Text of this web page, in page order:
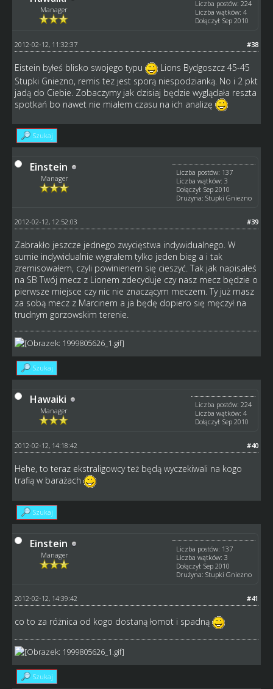
Manager
Liczba postów: 224
Liczba wątków: 4
Dołączył: Sep 2010
#38
2012-02-12, 11:32:37
Eistein byłeś blisko swojego typu
Lions Bydgoszcz 45-45
Stupki Gniezno, remis tez jest sporą niespodzianką. No i 2 pkt
jadą do Ciebie. Zobaczymy jak dzisiaj będzie wyglądała reszta
spotkań bo nawet nie miałem czasu na ich analizę
Szukaj
Einstein
Manager
Liczba postów: 137
Liczba wątków: 3
Dołączył: Sep 2010
Drużyna: Stupki Gniezno
#39
2012-02-12, 12:52:03
Zabrakło jeszcze jednego zwycięstwa indywidualnego. W
sumie indywidualnie wygrałem tylko jeden bieg a i tak
zremisowałem, czyli powinienem się cieszyć. Tak jak napisałeś
na SB Twój mecz z Lionem zdecyduje czy nasz mecz będzie o
pierwsze miejsce czy nic nie znaczącym meczem. Ty już masz
za sobą mecz z Marcinem a ja będę dopiero się męczył na
trudnym gorzowskim terenie.
Szukaj
Hawaiki
Manager
Liczba postów: 224
Liczba wątków: 4
Dołączył: Sep 2010
#40
2012-02-12, 14:18:42
Hehe, to teraz ekstraligowcy też będą wyczekiwali na kogo
trafią w barażach
Szukaj
Einstein
Manager
Liczba postów: 137
Liczba wątków: 3
Dołączył: Sep 2010
Drużyna: Stupki Gniezno
#41
2012-02-12, 14:39:42
co to za różnica od kogo dostaną łomot i spadną
Szukaj